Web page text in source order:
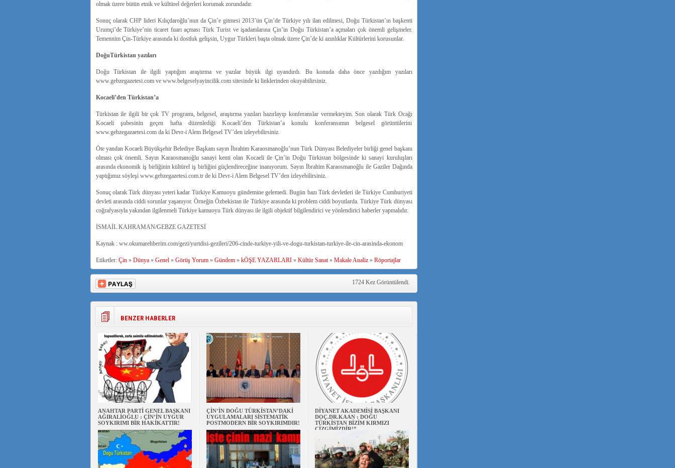
olmak üzere bütün etnik ve kültürel değerleri korumak zorundadır.
Sonuç olarak CHP lideri Kılıçdaroğlu’nun da Çin’e gitmesi 2013’ün Çin’de Türkiye yılı ilan edilmesi, Doğu Türkistan’ın başkenti
Urumçi’de Türkiye’nin ticaret fuarı açması Türk Turist ve işadamlarına Çin’in Doğu Türkistan’a açmaları çok önemli gelişmeler.
Temennim Çin-Türkiye arasında ki dostluk gelişsin, Uygur Türkleri başta olmak üzere Çin’de ki azınlıklar Kültürlerini korusunlar.
DoğuTürkistan yazıları
Doğu Türkistan ile ilgili yaptığım araştırma ve yazılar büyük ilgi uyandırdı. Bu konuda daha önce yazdığım yazıları
www.gebzegazetesi.com ve www.belgeselyayincilik.com sitesinde ki linklerinden okuyabilirsiniz.
Kocaeli’den Türkistan’a
Türkistan ile ilgili bir çok TV programı, belgesel, araştırma yazıları hazırlayıp konferanslar vermekteyim. Son olarak Türk Ocağı
Kocaeli şubesinin geçen hafta düzenlediği Kocaeli’den Türkistan’a konulu konferansımın belgesel görüntülerini
www.gebzegazaetesi.com da ki Devr-i Alem Belgesel TV’den izleyebilirsiniz.
Öte yandan Kocaeli Büyükşehir Belediye Başkanı sayın İbrahim Karaosmanoğlu’nun Türk Dünyası Belediyeler birliği genel başkanı
olması çok önemli. Sayın Karaosmanoğlu sanayi kenti olan Kocaeli ile Çin’in Doğu Türkistan bölgesinde ki sanayi kuruluşları
arasında ekonomik iş birliğinin kültürel iş birliğini güçlendireceğine inanıyorum. Sayın İbrahim Karaosmanoğlu ile Gaziler Dağında
yaptığımız söyleşi www.gebzegazetesi.com.tr de ki Devr-i Alem Belgesel TV’den izleyebilirsiniz.
Sonuç olarak Türk dünyası yeteri kadar Türkiye Kamuoyu gündemine gelemedi. Bugün bazı Türk devletleri ile Türkiye Cumhuriyeti
devleti arasında ciddi sorunlar yaşanıyor. Örneğin Özbekistan ile Türkiye arasında ki problem ciddi boyutlarda. Türkiye Türk dünyası
coğrafyasıyla yakından ilgilenmeli Türkiye kamuoyu Türk dünyası ile ilgili objektif bilgilendirici ve yönlendirici haberler yapmalıdır.
İSMAİL KAHRAMAN/GEBZE GAZETESİ
Kaynak : ww.okumarehberim.com/gezi/yurtdisi-gezileri/206-cinde-turkiye-yili-ve-dogu-turkistan-turkiye-ile-cin-arasinda-ekonom
Etiketler: Çin» Dünya» Genel» Görüş Yorum» Gündem» kÖŞE YAZARLARI» Kültür Sanat» Makale Analiz» Röportajlar
1724 Kez Görüntülendi.
BENZER HABERLER
ANAHTAR PARTİ GENEL BAŞKANI
AĞIRALİOĞLU : ÇİN’İN UYGUR
SOYKIRIMI BİR HAKİKATTIR!
ÇİN’İN DOĞU TÜRKİSTAN’DAKİ
UYGULAMALARI SİSTEMATİK
POSTMODERN BİR SOYKIRIMDIR!
DİYANET AKADEMİSİ BAŞKANI
DOÇ.DR.KAAN : DOĞU
TÜRKİSTAN BİZİM KIRMIZI
ÇİZGİMİZDİR!”